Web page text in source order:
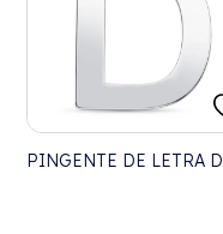
PINGENTE DE LETRA D